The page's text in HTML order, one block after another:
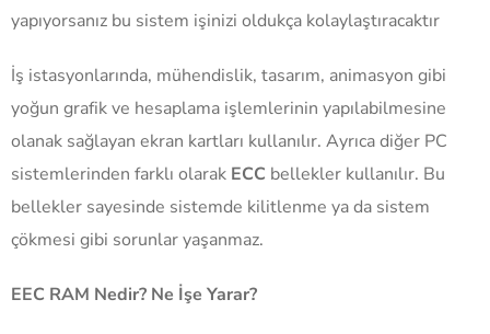
yapıyorsanız bu sistem işinizi oldukça kolaylaştıracaktır
İş istasyonlarında, mühendislik, tasarım, animasyon gibi
yoğun grafik ve hesaplama işlemlerinin yapılabilmesine
olanak sağlayan ekran kartları kullanılır. Ayrıca diğer PC
sistemlerinden farklı olarak ECC bellekler kullanılır. Bu
bellekler sayesinde sistemde kilitlenme ya da sistem
çökmesi gibi sorunlar yaşanmaz.
EEC RAM Nedir? Ne İşe Yarar?